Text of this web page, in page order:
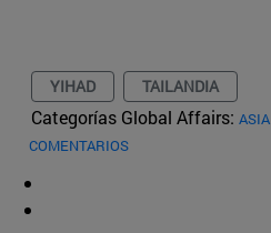
YIHAD TAILANDIA
Categorías Global Affairs: ASIA
COMENTARIOS